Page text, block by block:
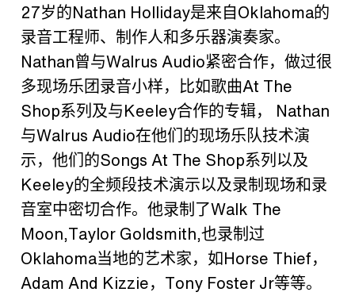
27岁的Nathan Holliday是来自Oklahoma的
录音工程师、制作人和多乐器演奏家。
Nathan曾与Walrus Audio紧密合作，做过很
多现场乐团录音小样，比如歌曲At The
Shop系列及与Keeley合作的专辑，
Nathan
与Walrus Audio在他们的现场乐队技术演
示，他们的Songs At The Shop系列以及
Keeley的全频段技术演示以及录制现场和录
音室中密切合作。他录制了Walk The
Moon,Taylor Goldsmith,也录制过
Oklahoma当地的艺术家，如Horse Thief，
Adam And Kizzie， Tony Foster Jr等等。